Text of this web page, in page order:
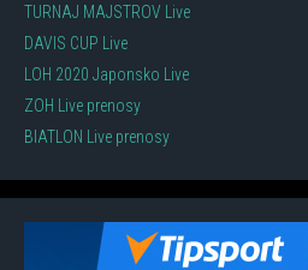
TURNAJ MAJSTROV Live
DAVIS CUP Live
LOH 2020 Japonsko Live
ZOH Live prenosy
BIATLON Live prenosy